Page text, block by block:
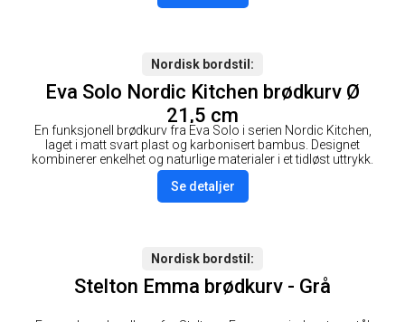
Nordisk bordstil
Eva Solo Nordic Kitchen brødkurv Ø
21,5 cm
En funksjonell brødkurv fra Eva Solo i serien Nordic Kitchen,
laget i matt svart plast og karbonisert bambus. Designet
kombinerer enkelhet og naturlige materialer i et tidløst uttrykk.
Se detaljer
Nordisk bordstil
Stelton Emma brødkurv - Grå